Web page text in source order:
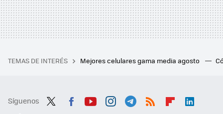
TEMAS DE INTERÉS Mejores celulares gama media agosto
Síguenos